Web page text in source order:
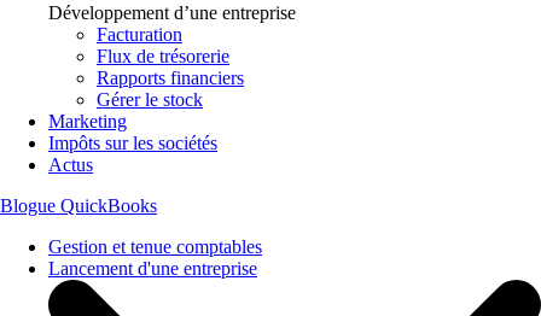
Développement d’une entreprise
Facturation
Flux de trésorerie
Rapports financiers
Gérer le stock
Marketing
Impôts sur les sociétés
Actus
Blogue QuickBooks
Gestion et tenue comptables
Lancement d'une entreprise